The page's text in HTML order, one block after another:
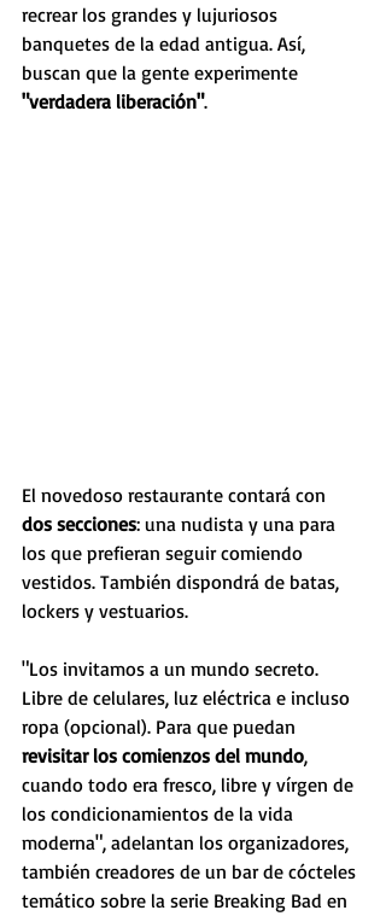
recrear los grandes y lujuriosos
banquetes de la edad antigua. Así,
buscan que la gente experimente
"verdadera liberación".
El novedoso restaurante contará con
dos secciones: una nudista y una para
los que prefieran seguir comiendo
vestidos. También dispondrá de batas,
lockers y vestuarios.
"Los invitamos a un mundo secreto.
Libre de celulares, luz eléctrica e incluso
ropa (opcional). Para que puedan
revisitar los comienzos del mundo,
cuando todo era fresco, libre y vírgen de
los condicionamientos de la vida
moderna", adelantan los organizadores,
también creadores de un bar de cócteles
temático sobre la serie Breaking Bad en